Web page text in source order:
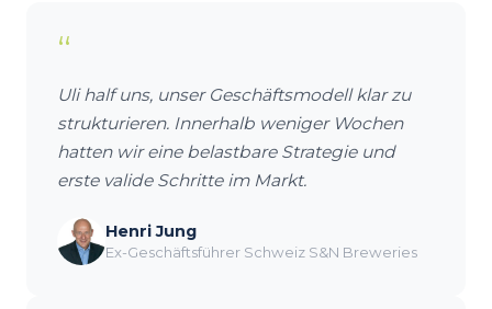
“
Uli half uns, unser Geschäftsmodell klar zu
strukturieren. Innerhalb weniger Wochen
hatten wir eine belastbare Strategie und
erste valide Schritte im Markt.
Henri Jung
Ex-Geschäftsführer Schweiz S&N Breweries